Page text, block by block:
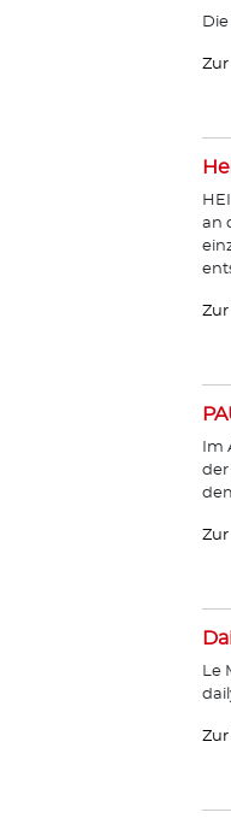
Zur
an
Zur
Im
der
Zur
Le
Zur